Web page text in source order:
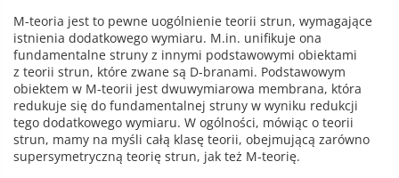
M-teoria jest to pewne uogólnienie teorii strun, wymagające
istnienia dodatkowego wymiaru. M.in. unifikuje ona
fundamentalne struny z innymi podstawowymi obiektami
z teorii strun, które zwane są D-branami. Podstawowym
obiektem w M-teorii jest dwuwymiarowa membrana, która
redukuje się do fundamentalnej struny w wyniku redukcji
tego dodatkowego wymiaru. W ogólności, mówiąc o teorii
strun, mamy na myśli całą klasę teorii, obejmującą zarówno
supersymetryczną teorię strun, jak też M-teorię.